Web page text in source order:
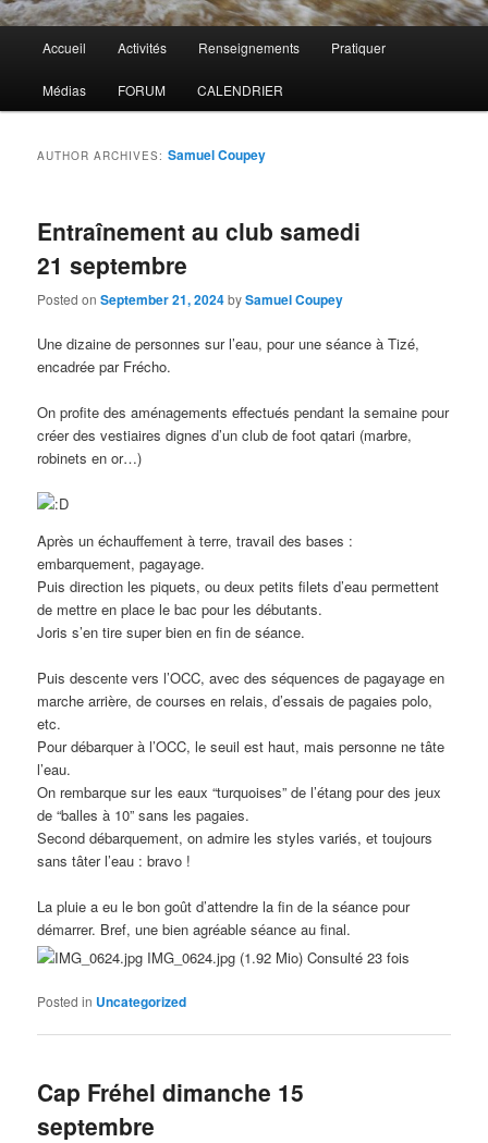
Accueil Activités Renseignements Pratiquer
Médias FORUM CALENDRIER
AUTHOR ARCHIVES:Samuel Coupey
Entraînement au club samedi
21 septembre
Posted onSeptember 21, 2024bySamuel Coupey
Une dizaine de personnes sur l’eau, pour une séance à Tizé,
encadrée par Frécho.
On profite des aménagements effectués pendant la semaine pour
créer des vestiaires dignes d’un club de foot qatari (marbre,
robinets en or…)
Après un échauffement à terre, travail des bases :
embarquement, pagayage.
Puis direction les piquets, ou deux petits filets d’eau permettent
de mettre en place le bac pour les débutants.
Joris s’en tire super bien en fin de séance.
Puis descente vers l’OCC, avec des séquences de pagayage en
marche arrière, de courses en relais, d’essais de pagaies polo,
etc.
Pour débarquer à l’OCC, le seuil est haut, mais personne ne tâte
l’eau.
On rembarque sur les eaux “turquoises” de l’étang pour des jeux
de “balles à 10” sans les pagaies.
Second débarquement, on admire les styles variés, et toujours
sans tâter l’eau : bravo !
La pluie a eu le bon goût d’attendre la fin de la séance pour
démarrer. Bref, une bien agréable séance au final.
IMG_0624.jpg (1.92 Mio) Consulté 23 fois
Posted in Uncategorized
Cap Fréhel dimanche 15
septembre